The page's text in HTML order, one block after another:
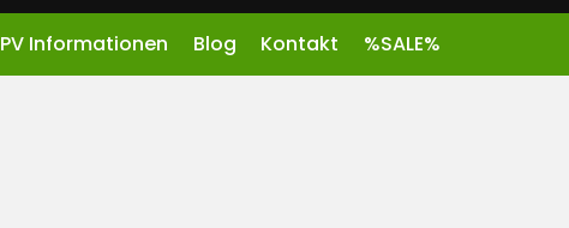
PV Informationen Blog Kontakt %SALE%